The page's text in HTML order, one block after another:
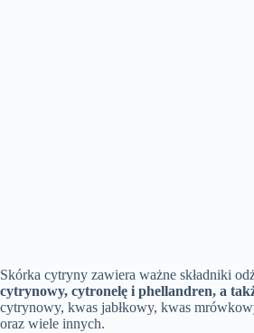
Skórka cytryny zawiera ważne składniki
cytrynowy, cytronelę i phellandren, a
cytrynowy, kwas jabłkowy, kwas
oraz wiele innych.